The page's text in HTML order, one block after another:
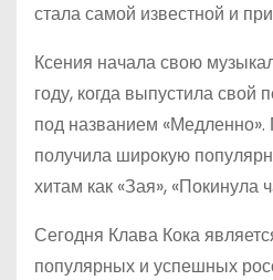
стала самой известной и
Ксения начала свою
году, когда выпустила свой
под названием «Медленно».
получила широкую
хитам как «Зая», «Покинула
Сегодня Клава Кока
популярных и успешных